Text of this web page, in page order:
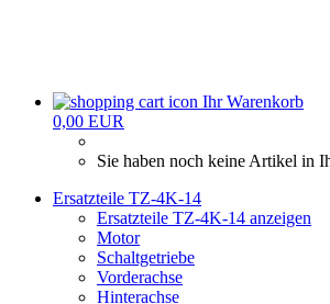
Ihr Warenkorb
0,00 EUR
Sie haben noch keine Artikel in
Ersatzteile TZ-4K-14
Ersatzteile TZ-4K-14 anzeigen
Motor
Schaltgetriebe
Vorderachse
Hinterachse